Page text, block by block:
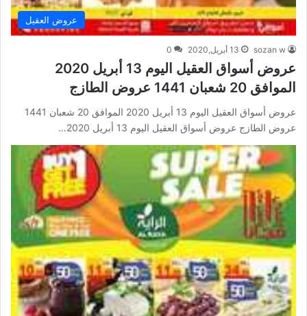
عروض العقيل
sozan w 13 أبريل,2020 0
عروض أسواق العقيل اليوم 13 أبريل 2020
الموافق 20 شعبان 1441 عروض الطازج
عروض أسواق العقيل اليوم 13 أبريل 2020 الموافق 20 شعبان 1441
عروض الطازج عروض أسواق العقيل اليوم 13 أبريل 2020…